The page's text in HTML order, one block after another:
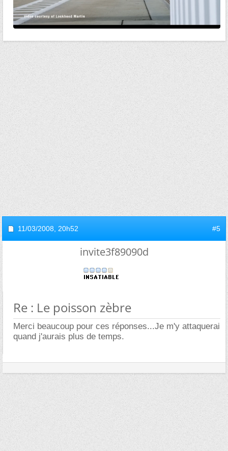
11/03/2008, 20h52 #5
invite3f89090d
Re : Le poisson zèbre
Merci beaucoup pour ces réponses...Je m'y attaquerai
quand j'aurais plus de temps.